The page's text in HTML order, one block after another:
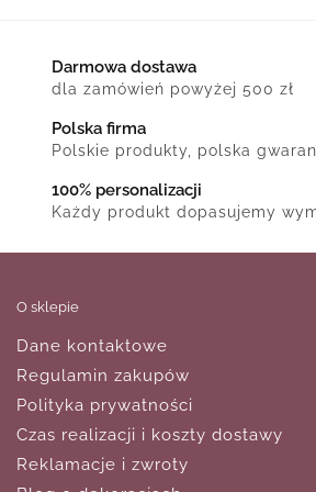
Darmowa dostawa
dla zamówień powyżej 500 zł
Polska firma
Polskie produkty, polska
100% personalizacji
Każdy produkt dopasujemy
O sklepie
Dane kontaktowe
Regulamin zakupów
Polityka prywatności
Czas realizacji i koszty dostawy
Reklamacje i zwroty